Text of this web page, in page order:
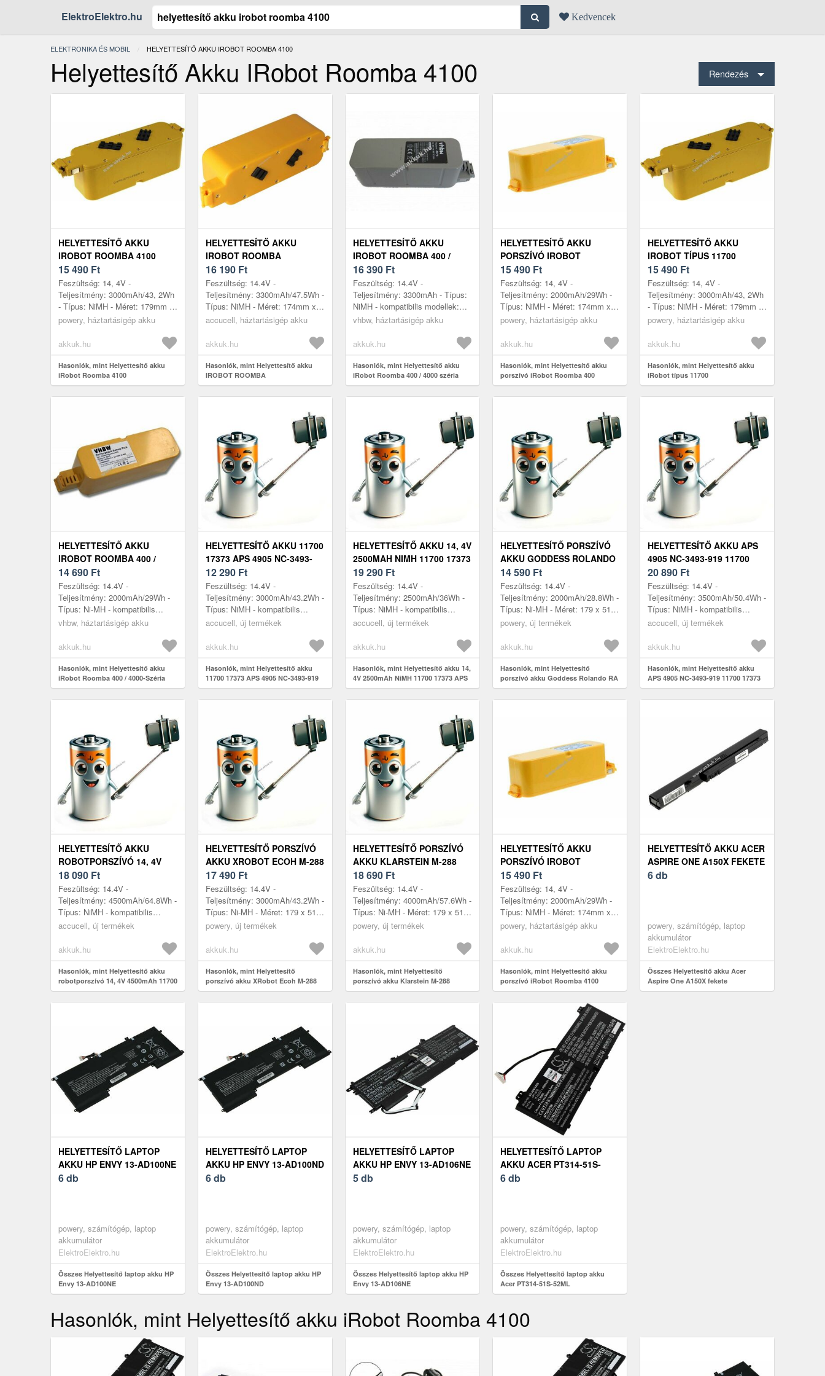
ElektroElektro.hu Kedvencek
ELEKTRONIKA ÉS MOBIL JELENLEGI:
HELYETTESÍTŐ AKKU IROBOT ROOMBA 4100
Helyettesítő Akku IRobot Roomba 4100 Rendezés
HELYETTESÍTŐ AKKU
IROBOT ROOMBA 4100
15 490 Ft
Feszültség: 14, 4V -
Teljesítmény: 3000mAh/43, 2Wh
- Típus: NiMH - Méret: 179mm x
51mm x 52mm
powery, háztartásigép akku
akkuk.hu
Hasonlók, mint Helyettesítő akku
iRobot Roomba 4100
HELYETTESÍTŐ AKKU
IROBOT ROOMBA
400/4000/4210/4250/4260
PORSZÍVÓ
16 190 Ft
Feszültség: 14.4V -
Teljesítmény: 3300mAh/47.5Wh -
Típus: NiMH - Méret: 174mm x
50.8mm x 49.9mm - kompatibilis
405 Room...
accucell, háztartásigép akku
akkuk.hu
Hasonlók, mint Helyettesítő akku
IROBOT ROOMBA
400/4000/4210/4250/4260 porszívó
HELYETTESÍTŐ AKKU
IROBOT ROOMBA 400 /
4000 SZÉRIA 3300MAH
16 390 Ft
Feszültség: 14.4V -
Teljesítmény: 3300mAh - Típus:
NiMH - kompatibilis modellek:
APS 4905, 11700, 17373, NC-
iRobot...
vhbw, háztartásigép akku
akkuk.hu
Hasonlók, mint Helyettesítő akku
iRobot Roomba 400 / 4000 széria
3300mAh
HELYETTESÍTŐ AKKU
PORSZÍVÓ IROBOT
ROOMBA 400 SOROZAT
15 490 Ft
Feszültség: 14, 4V -
Teljesítmény: 2000mAh/29Wh -
Típus: NiMH - Méret: 174mm x
51mm x 50mm - kompatibilis
405, 410, 41...
powery, háztartásigép akku
akkuk.hu
Hasonlók, mint Helyettesítő akku
porszívó iRobot Roomba 400
sorozat
HELYETTESÍTŐ AKKU
IROBOT TÍPUS 11700
15 490 Ft
Feszültség: 14, 4V -
Teljesítmény: 3000mAh/43, 2Wh
- Típus: NiMH - Méret: 179mm x
51mm x 52mm - kompatibilis
405, 410,...
powery, háztartásigép akku
akkuk.hu
Hasonlók, mint Helyettesítő akku
iRobot típus 11700
HELYETTESÍTŐ AKKU
IROBOT ROOMBA 400 /
4000-SZÉRIA 2000MAH
14 690 Ft
Feszültség: 14.4V -
Teljesítmény: 2000mAh/29Wh -
Típus: Ni-MH - kompatibilis
modellek: Ambrogio Robby
Ambrogio Robby Home XR ...
vhbw, háztartásigép akku
akkuk.hu
Hasonlók, mint Helyettesítő akku
iRobot Roomba 400 / 4000-Széria
2000mAh
HELYETTESÍTŐ AKKU 11700
17373 APS 4905 NC-3493-
919 14, 4V 3000MAH NIMH
12 290 Ft
Feszültség: 14.4V -
Teljesítmény: 3000mAh/43.2Wh -
Típus: NiMH - kompatibilis
modellek: Ambrogio Robby,
Ambrogio Robby Home ...
accucell, új termékek
akkuk.hu
Hasonlók, mint Helyettesítő akku
11700 17373 APS 4905 NC-3493-919
14, 4V 3000mAh NiMH
HELYETTESÍTŐ AKKU 14, 4V
2500MAH NIMH 11700 17373
APS 4905 NC-3493-919
19 290 Ft
Feszültség: 14.4V -
Teljesítmény: 2500mAh/36Wh -
Típus: NiMH - kompatibilis
modellek: Ambrogio Robby,
Ambrogio Robby Home XR...
accucell, új termékek
akkuk.hu
Hasonlók, mint Helyettesítő akku 14,
4V 2500mAh NiMH 11700 17373 APS
4905 NC-3493-919
HELYETTESÍTŐ PORSZÍVÓ
AKKU GODDESS ROLANDO
RA 201 S 2000MAH 28, 8WH
14.4V
14 590 Ft
Feszültség: 14.4V -
Teljesítmény: 2000mAh/28.8Wh -
Típus: Ni-MH - Méret: 179 x 51 x
52mm - kompatibilis modellek:
Klar...
powery, új termékek
akkuk.hu
Hasonlók, mint Helyettesítő
porszívó akku Goddess Rolando RA
201 S 2000mAh 28, 8Wh 14.4V
HELYETTESÍTŐ AKKU APS
4905 NC-3493-919 11700
17373 14, 4V 3500MAH
1DB/CSOMAG NIMH
20 890 Ft
Feszültség: 14.4V -
Teljesítmény: 3500mAh/50.4Wh -
Típus: NiMH - kompatibilis
modellek: Ambrogio Robby,
Ambrogio Robby Home ...
accucell, új termékek
akkuk.hu
Hasonlók, mint Helyettesítő akku
APS 4905 NC-3493-919 11700 17373
14, 4V 3500mAh 1db/csomag NiMH
HELYETTESÍTŐ AKKU
ROBOTPORSZÍVÓ 14, 4V
4500MAH 11700 17373 APS
4905 NC-3493-919 NIMH
18 090 Ft
Feszültség: 14.4V -
Teljesítmény: 4500mAh/64.8Wh -
Típus: NiMH - kompatibilis
modellek: Ambrogio Robby,
Ambrogio Robby Home ...
accucell, új termékek
akkuk.hu
Hasonlók, mint Helyettesítő akku
robotporszívó 14, 4V 4500mAh 11700
17373 APS 4905 NC-3493-919 NiMH
HELYETTESÍTŐ PORSZÍVÓ
AKKU XROBOT ECOH M-288
3000MAH 43.2WH 14.4V
17 490 Ft
Feszültség: 14.4V -
Teljesítmény: 3000mAh/43.2Wh -
Típus: Ni-MH - Méret: 179 x 51 x
52mm - kompatibilis modellek:
Carn...
powery, új termékek
akkuk.hu
Hasonlók, mint Helyettesítő
porszívó akku XRobot Ecoh M-288
3000mAh 43.2Wh 14.4V
HELYETTESÍTŐ PORSZÍVÓ
AKKU KLARSTEIN M-288
4000MAH 57.6WH XROBOT
14.4V
18 690 Ft
Feszültség: 14.4V -
Teljesítmény: 4000mAh/57.6Wh -
Típus: Ni-MH - Méret: 179 x 51 x
52mm - kompatibilis modellek:
Vacuu...
powery, új termékek
akkuk.hu
Hasonlók, mint Helyettesítő
porszívó akku Klarstein M-288
4000mAh 57.6Wh XRobot 14.4V
HELYETTESÍTŐ AKKU
PORSZÍVÓ IROBOT
ROOMBA 4100
15 490 Ft
Feszültség: 14, 4V -
Teljesítmény: 2000mAh/29Wh -
Típus: NiMH - Méret: 174mm x
51mm x 50mm
powery, háztartásigép akku
akkuk.hu
Hasonlók, mint Helyettesítő akku
porszívó iRobot Roomba 4100
HELYETTESÍTŐ AKKU ACER
ASPIRE ONE A150X FEKETE
6 db
powery, számítógép, laptop
akkumulátor
ElektroElektro.hu
Összes Helyettesítő akku Acer
Aspire One A150X fekete
HELYETTESÍTŐ LAPTOP
AKKU HP ENVY 13-AD100NE
6 db
powery, számítógép, laptop
akkumulátor
ElektroElektro.hu
Összes Helyettesítő laptop akku HP
Envy 13-AD100NE
HELYETTESÍTŐ LAPTOP
AKKU HP ENVY 13-AD100ND
6 db
powery, számítógép, laptop
akkumulátor
ElektroElektro.hu
Összes Helyettesítő laptop akku HP
Envy 13-AD100ND
HELYETTESÍTŐ LAPTOP
AKKU HP ENVY 13-AD106NE
5 db
powery, számítógép, laptop
akkumulátor
ElektroElektro.hu
Összes Helyettesítő laptop akku HP
Envy 13-AD106NE
HELYETTESÍTŐ LAPTOP
AKKU ACER PT314-51S-
52ML
6 db
powery, számítógép, laptop
akkumulátor
ElektroElektro.hu
Összes Helyettesítő laptop akku
Acer PT314-51S-52ML
Hasonlók, mint Helyettesítő akku iRobot Roomba 4100